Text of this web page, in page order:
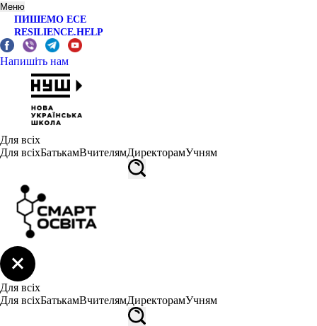
Меню
ПИШЕМО ЕСЕ
RESILIENCE.HELP
Напишіть нам
Для всіх
Для всіхБатькамВчителямДиректорамУчням
Для всіх
Для всіхБатькамВчителямДиректорамУчням